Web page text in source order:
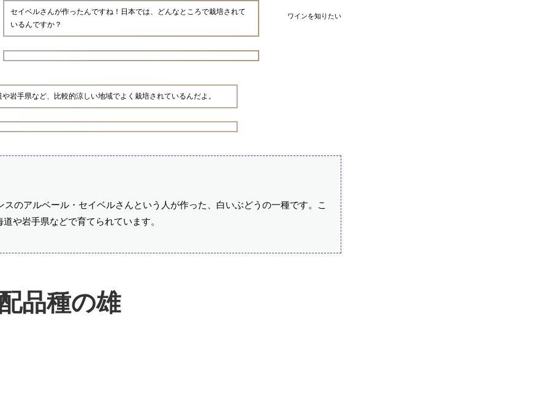
ワインを知りたい
セイベルさんが作ったんですね！日本では、どんなところで栽培されて
いるんですか？
岩手県など、比較的涼しい地域でよく栽培されているんだよ。
のアルベール・セイベルさんという人が作った、白いぶどうの一種です。こ
や岩手県などで育てられています。
品種の雄